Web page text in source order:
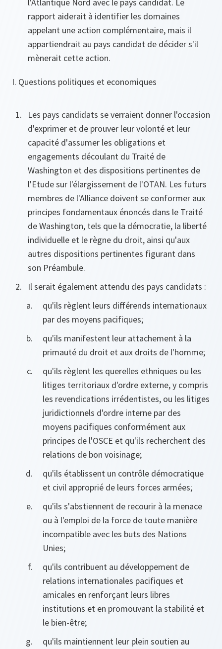
rapport aiderait à identifier les domaines
appelant une action complémentaire, mais il
appartiendrait au pays candidat de décider s'il
mènerait cette action.
I. Questions politiques et economiques
Les pays candidats se verraient donner l'occasion
d'exprimer et de prouver leur volonté et leur
capacité d'assumer les obligations et
engagements découlant du Traité de
Washington et des dispositions pertinentes de
l'Etude sur l'élargissement de l'OTAN. Les futurs
membres de l'Alliance doivent se conformer aux
principes fondamentaux énoncés dans le Traité
de Washington, tels que la démocratie, la liberté
individuelle et le règne du droit, ainsi qu'aux
autres dispositions pertinentes figurant dans
son Préambule.
Il serait également attendu des pays candidats :
qu'ils règlent leurs différends internationaux
par des moyens pacifiques;
qu'ils manifestent leur attachement à la
primauté du droit et aux droits de l'homme;
qu'ils règlent les querelles ethniques ou les
litiges territoriaux d'ordre externe, y compris
les revendications irrédentistes, ou les litiges
juridictionnels d'ordre interne par des
moyens pacifiques conformément aux
principes de l'OSCE et qu'ils recherchent des
relations de bon voisinage;
qu'ils établissent un contrôle démocratique
et civil approprié de leurs forces armées;
qu'ils s'abstiennent de recourir à la menace
ou à l'emploi de la force de toute manière
incompatible avec les buts des Nations
Unies;
qu'ils contribuent au développement de
relations internationales pacifiques et
amicales en renforçant leurs libres
institutions et en promouvant la stabilité et
le bien-être;
qu'ils maintiennent leur plein soutien au